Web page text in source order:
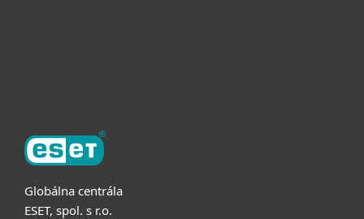
Globálna centrála
ESET, spol. s r.o.